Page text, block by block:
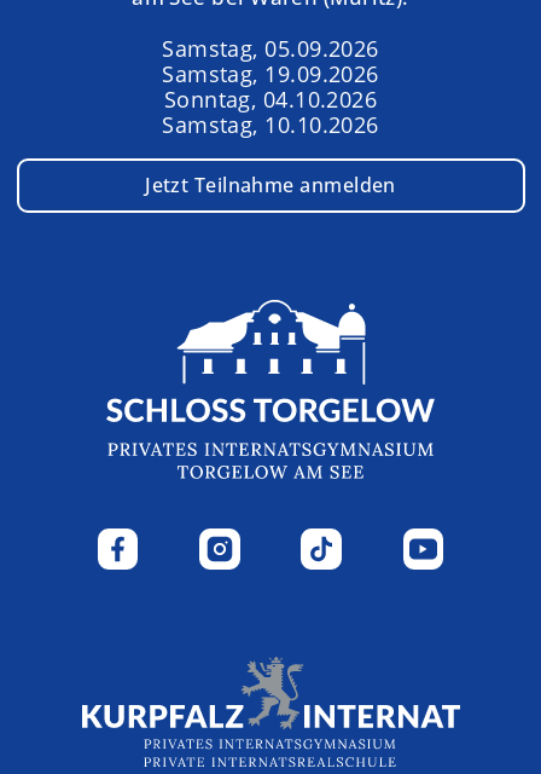
Samstag, 05.09.2026
Samstag, 19.09.2026
Sonntag, 04.10.2026
Samstag, 10.10.2026
Jetzt Teilnahme anmelden